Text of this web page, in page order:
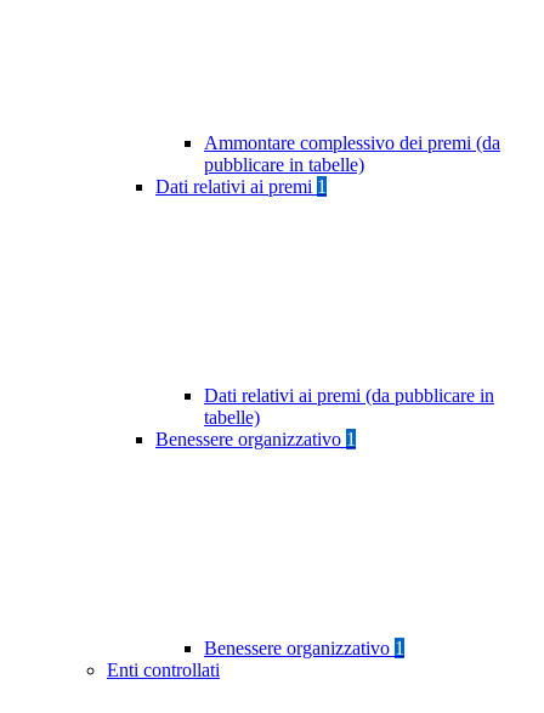
Ammontare complessivo dei premi (da
pubblicare in tabelle)
Dati relativi ai premi 1
Dati relativi ai premi (da pubblicare in
tabelle)
Benessere organizzativo 1
Benessere organizzativo 1
Enti controllati